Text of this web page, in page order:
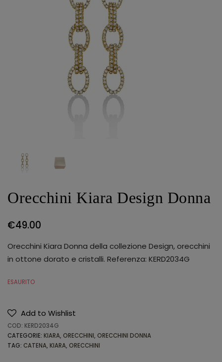
Orecchini Kiara Design Donna
€49.00
Orecchini Kiara Donna della collezione Design, orecchini
in ottone dorato e cristalli. Referenza: KERD2034G
ESAURITO
Add to Wishlist
COD: KERD2034G
CATEGORIE: KIARA, ORECCHINI, ORECCHINI DONNA
TAG: CATENA, KIARA, ORECCHINI